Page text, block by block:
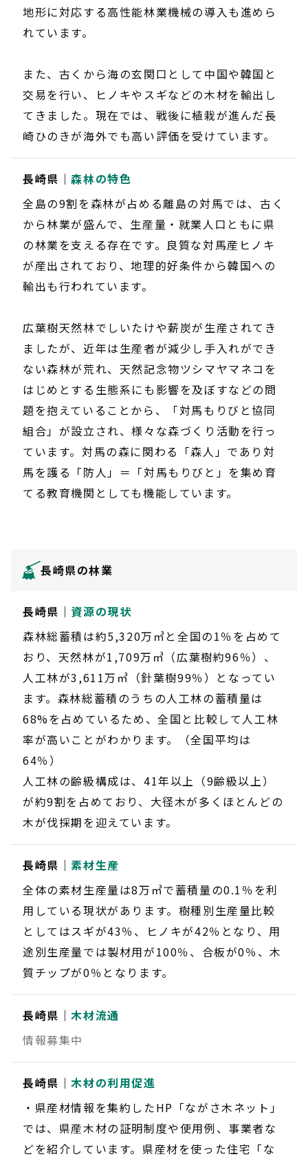
地形に対応する高性能林業機械の導入も進めら
れています。
また、古くから海の玄関口として中国や韓国と
交易を行い、ヒノキやスギなどの木材を輸出し
てきました。現在では、戦後に植栽が進んだ長
崎ひのきが海外でも高い評価を受けています。
長崎県｜森林の特色
全島の9割を森林が占める離島の対馬では、古く
から林業が盛んで、生産量・就業人口ともに県
の林業を支える存在です。良質な対馬産ヒノキ
が産出されており、地理的好条件から韓国への
輸出も行われています。
広葉樹天然林でしいたけや薪炭が生産されてき
ましたが、近年は生産者が減少し手入れができ
ない森林が荒れ、天然記念物ツシマヤマネコを
はじめとする生態系にも影響を及ぼすなどの問
題を抱えていることから、「対馬もりびと協同
組合」が設立され、様々な森づくり活動を行っ
ています。対馬の森に関わる「森人」であり対
馬を護る「防人」＝「対馬もりびと」を集め育
てる教育機関としても機能しています。
長崎県の林業
長崎県｜ 資源の現状
森林総蓄積は約5,320万㎥と全国の1％を占めて
おり、天然林が1,709万㎥（広葉樹約96％）、
人工林が3,611万㎥（針葉樹99％）となってい
ます。森林総蓄積のうちの人工林の蓄積量は
68%を占めているため、全国と比較して人工林
率が高いことがわかります。（全国平均は
64％）
人工林の齢級構成は、41年以上（9齢級以上）
が約9割を占めており、大径木が多くほとんどの
木が伐採期を迎えています。
長崎県｜素材生産
全体の素材生産量は8万㎥で蓄積量の0.1％を利
用している現状があります。樹種別生産量比較
としてはスギが43％、ヒノキが42％となり、用
途別生産量では製材用が100％、合板が0％、木
質チップが0％となります。
長崎県｜木材流通
情報募集中
長崎県｜木材の利用促進
・県産材情報を集約したHP「ながさ木ネット」
では、県産木材の証明制度や使用例、事業者な
どを紹介しています。県産材を使った住宅「な